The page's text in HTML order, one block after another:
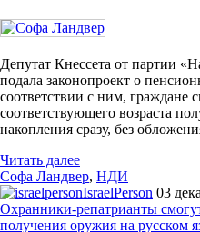
Депутат Кнессета от партии
подала законопроект о
соответствии с ним, граждане
соответствующего возраста
накопления сразу, без
Читать далее
Софа Ландвер, НДИ
IsraelPerson 03
Охранники-репатрианты
получения оружия на русском